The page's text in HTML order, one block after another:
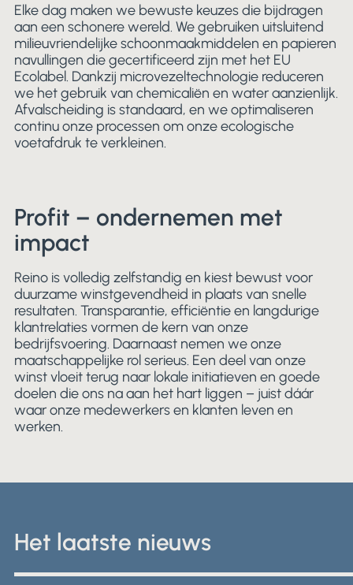
Elke dag maken we bewuste keuzes die bijdragen
aan een schonere wereld. We gebruiken uitsluitend
milieuvriendelijke schoonmaakmiddelen en papieren
navullingen die gecertificeerd zijn met het EU
Ecolabel. Dankzij microvezeltechnologie reduceren
we het gebruik van chemicaliën en water aanzienlijk.
Afvalscheiding is standaard, en we optimaliseren
continu onze processen om onze ecologische
voetafdruk te verkleinen.
Profit – ondernemen met
impact
Reino is volledig zelfstandig en kiest bewust voor
duurzame winstgevendheid in plaats van snelle
resultaten. Transparantie, efficiëntie en langdurige
klantrelaties vormen de kern van onze
bedrijfsvoering. Daarnaast nemen we onze
maatschappelijke rol serieus. Een deel van onze
winst vloeit terug naar lokale initiatieven en goede
doelen die ons na aan het hart liggen – juist dáár
waar onze medewerkers en klanten leven en
werken.
Het laatste nieuws